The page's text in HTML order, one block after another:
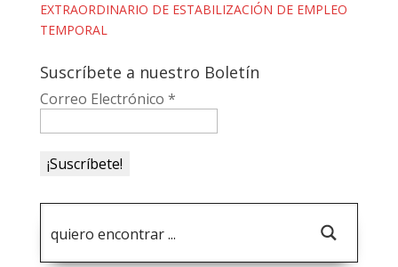
EXTRAORDINARIO DE ESTABILIZACIÓN DE EMPLEO
TEMPORAL
Suscríbete a nuestro Boletín
Correo Electrónico *